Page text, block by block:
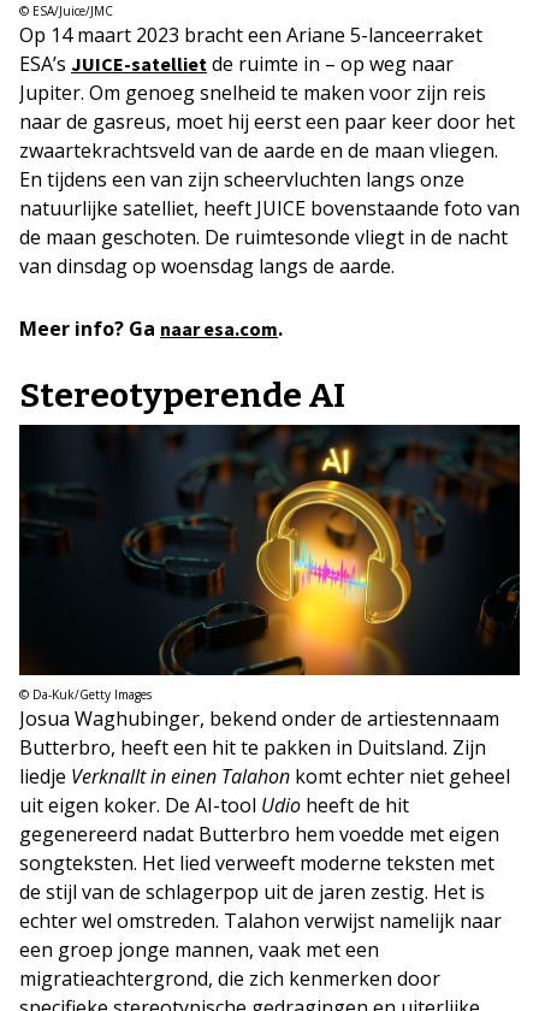
© ESA/Juice/JMC
Op 14 maart 2023 bracht een Ariane 5-lanceerraket
ESA’s JUICE-satelliet de ruimte in – op weg naar
Jupiter. Om genoeg snelheid te maken voor zijn reis
naar de gasreus, moet hij eerst een paar keer door het
zwaartekrachtsveld van de aarde en de maan vliegen.
En tijdens een van zijn scheervluchten langs onze
natuurlijke satelliet, heeft JUICE bovenstaande foto van
de maan geschoten. De ruimtesonde vliegt in de nacht
van dinsdag op woensdag langs de aarde.
Meer info? Ga naar esa.com.
Stereotyperende AI
© Da-Kuk/Getty Images
Josua Waghubinger, bekend onder de artiestennaam
Butterbro, heeft een hit te pakken in Duitsland. Zijn
liedje Verknallt in einen Talahon komt echter niet geheel
uit eigen koker. De AI-tool Udio heeft de hit
gegenereerd nadat Butterbro hem voedde met eigen
songteksten. Het lied verweeft moderne teksten met
de stijl van de schlagerpop uit de jaren zestig. Het is
echter wel omstreden. Talahon verwijst namelijk naar
een groep jonge mannen, vaak met een
migratieachtergrond, die zich kenmerken door